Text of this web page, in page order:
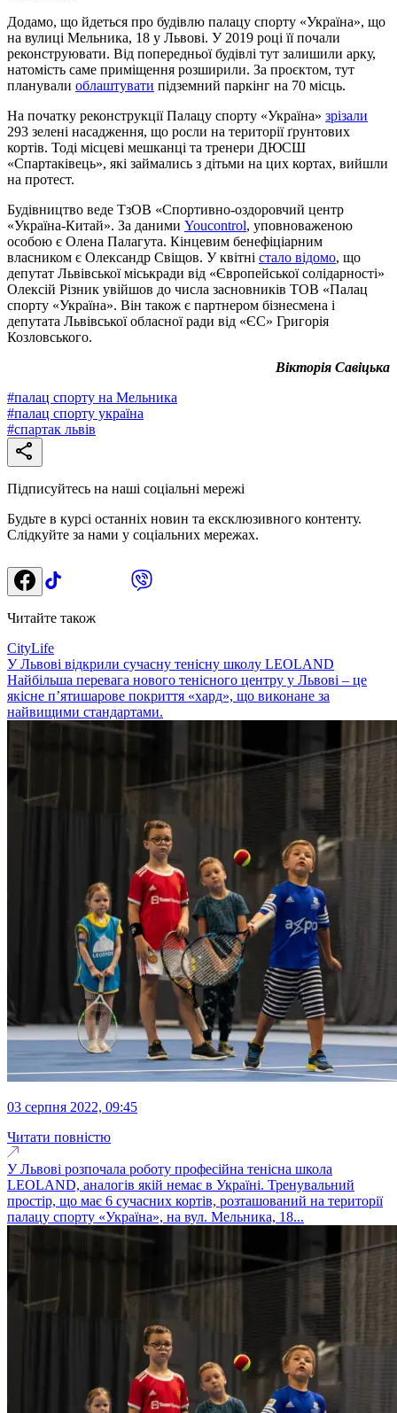
Додамо, що йдеться про будівлю палацу спорту «Україна», що
на вулиці Мельника, 18 у Львові. У 2019 році її почали
реконструювати. Від попередньої будівлі тут залишили арку,
натомість саме приміщення розширили. За проєктом, тут
планували облаштувати підземний паркінг на 70 місць.
На початку реконструкції Палацу спорту «Україна» зрізали
293 зелені насадження, що росли на території ґрунтових
кортів. Тоді місцеві мешканці та тренери ДЮСШ
«Спартаківець», які займались з дітьми на цих кортах, вийшли
на протест.
Будівництво веде ТзОВ «Спортивно-оздоровчий центр
«Україна-Китай». За даними Youcontrol, уповноваженою
особою є Олена Палагута. Кінцевим бенефіціарним
власником є Олександр Свіщов. У квітні стало відомо, що
депутат Львівської міськради від «Європейської солідарності»
Олексій Різник увійшов до числа засновників ТОВ «Палац
спорту «Україна». Він також є партнером бізнесмена і
депутата Львівської обласної ради від «ЄС» Григорія
Козловського.
Вікторія Савіцька
#палац спорту на Мельника
#палац спорту україна
#спартак львів
Підписуйтесь на наші соціальні мережі
Будьте в курсі останніх новин та ексклюзивного контенту.
Слідкуйте за нами у соціальних мережах.
Читайте також
CityLife
У Львові відкрили сучасну тенісну школу LEOLAND
Найбільша перевага нового тенісного центру у Львові – це
якісне п’ятишарове покриття «хард», що виконане за
найвищими стандартами.
03 серпня 2022, 09:45
Читати повністю
У Львові розпочала роботу професійна тенісна школа
LEOLAND, аналогів якій немає в Україні. Тренувальний
простір, що має 6 сучасних кортів, розташований на території
палацу спорту «Україна», на вул. Мельника, 18...